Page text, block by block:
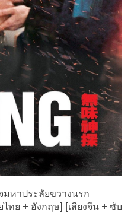
มหาประลัยขวางนรก
ทย + อังกฤษ] [เสียงจีน + ซับ